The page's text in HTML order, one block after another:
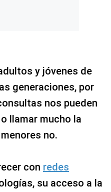
y jóvenes de
generaciones, por
nos pueden
llamar mucho la
no.
con redes
su acceso a la